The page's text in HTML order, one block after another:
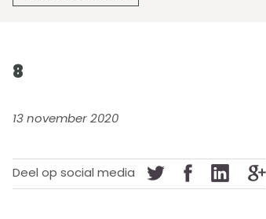
8
13 november 2020
Deel op social media